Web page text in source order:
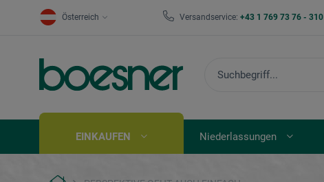
Österreich Versandservice: +43 1 769 73 76 - 310
EINKAUFEN Niederlassungen